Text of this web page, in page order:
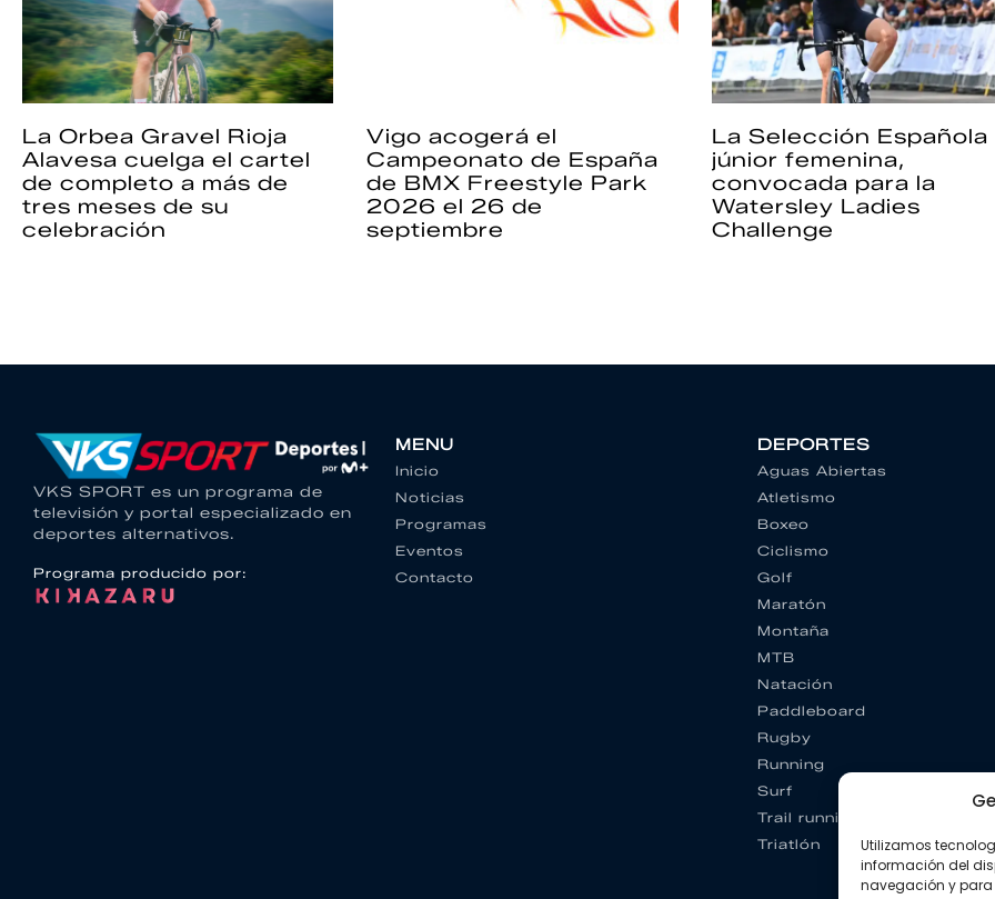
Utilizamos
información del
navegación y para
La Orbea Gravel Rioja
Alavesa cuelga el cartel
de completo a más de
tres meses de su
celebración
Vigo acogerá el
Campeonato de España
de BMX Freestyle Park
2026 el 26 de
septiembre
La Selección Española
júnior femenina,
convocada para la
Watersley Ladies
Challenge
VKS SPORT es un programa de
televisión y portal especializado en
deportes alternativos.
Programa producido por:
MENU
Inicio
Noticias
Programas
Eventos
Contacto
DEPORTES
Aguas Abiertas
Atletismo
Boxeo
Ciclismo
Golf
Maratón
Montaña
MTB
Natación
Paddleboard
Rugby
Running
Surf
Trail running
Triatlón